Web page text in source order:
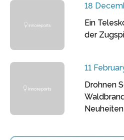
18
Ein
der
11
Drohnen
Neuheiten